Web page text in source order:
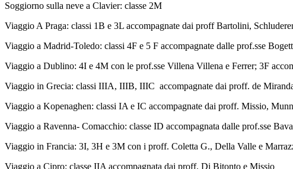
Soggiorno sulla neve a Clavier: classe 2M
Viaggio A Praga: classi 1B e 3L accompagnate dai proff Bartolini,
Viaggio a Madrid-Toledo: classi 4F e 5 F accompagnate dalle prof.sse
Viaggio a Dublino: 4I e 4M con le prof.sse Villena Villena e Ferrer; 3F
Viaggio in Grecia: classi IIIA, IIIB, IIIC accompagnate dai proff. de
Viaggio a Kopenaghen: classi IA e IC accompagnate dai proff. Missio,
Viaggio a Ravenna- Comacchio: classe ID accompagnata dalle prof.sse
Viaggio in Francia: 3I, 3H e 3M con i proff. Coletta G., Della Valle e
Viaggio a Cipro: classe IIA accompagnata dai proff. Di Bitonto e Missio